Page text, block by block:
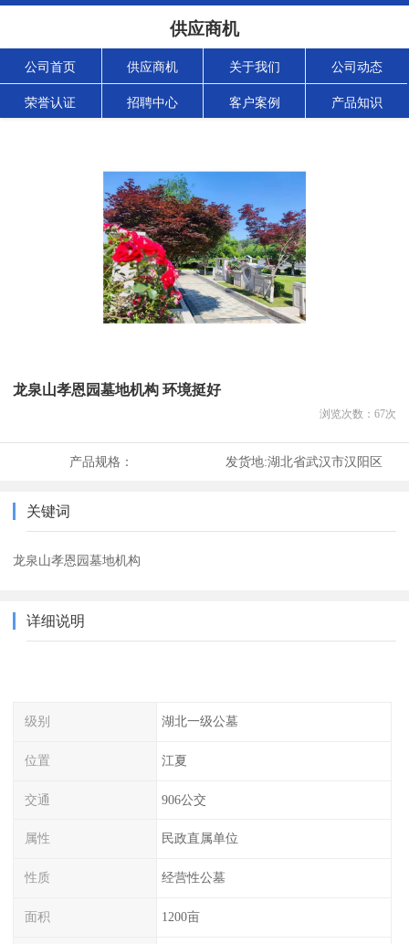
供应商机
公司首页 供应商机 关于我们 公司动态
荣誉认证 招聘中心 客户案例 产品知识
龙泉山孝恩园墓地机构 环境挺好
浏览次数： 67次
产品规格： 发货地:湖北省武汉市汉阳区
关键词
龙泉山孝恩园墓地机构
详细说明
级别 湖北一级公墓
位置 江夏
交通 906公交
属性 民政直属单位
性质 经营性公墓
面积 1200亩